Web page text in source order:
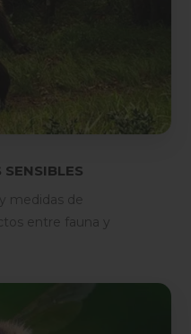
SENSIBLES
medidas de
entre fauna y